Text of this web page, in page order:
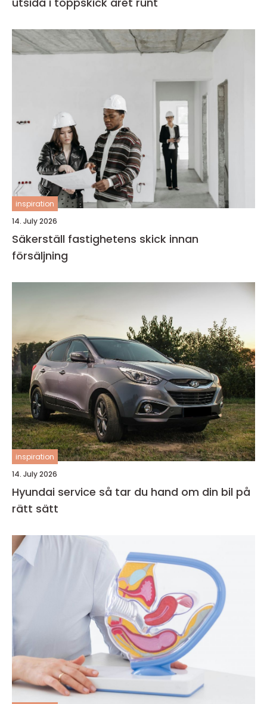
inspiration
14. July 2026
Säkerställ fastighetens skick innan
försäljning
inspiration
14. July 2026
Hyundai service så tar du hand om din bil på
rätt sätt